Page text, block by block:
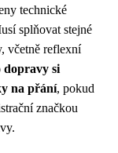
technické
splňovat stejné
včetně reflexní
dopravy si
na přání, pokud
značkou